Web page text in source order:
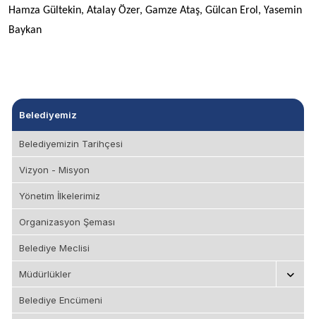
Belediyemiz
Belediyemizin Tarihçesi
Vizyon - Misyon
Yönetim İlkelerimiz
Organizasyon Şeması
Belediye Meclisi
Müdürlükler
Belediye Encümeni
Hamza Gültekin, Atalay Özer, Gamze Ataş, Gülcan Erol, Yasemin
Baykan